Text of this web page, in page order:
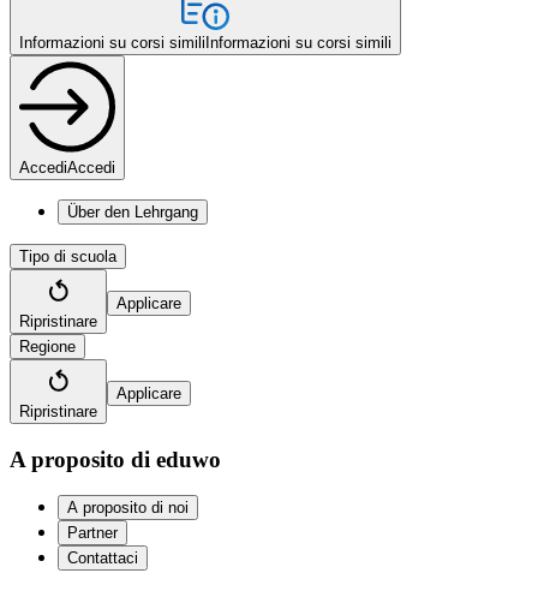
Informazioni su corsi simili Informazioni su corsi simili
AccediAccedi
Über den Lehrgang
Tipo di scuola
Ripristinare
Applicare
Regione
Ripristinare
Applicare
A proposito di eduwo
A proposito di noi
Partner
Contattaci